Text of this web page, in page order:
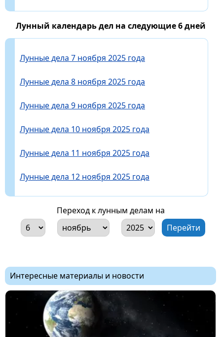
Лунный календарь дел на следующие 6 дней
Лунные дела 7 ноября 2025 года
Лунные дела 8 ноября 2025 года
Лунные дела 9 ноября 2025 года
Лунные дела 10 ноября 2025 года
Лунные дела 11 ноября 2025 года
Лунные дела 12 ноября 2025 года
Переход к лунным делам на
Интересные материалы и новости